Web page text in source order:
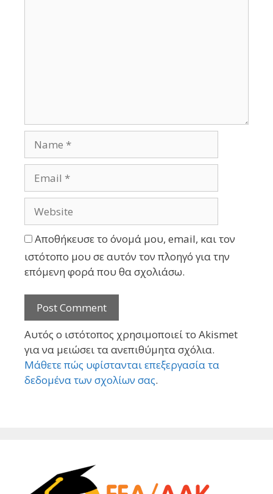
Αποθήκευσε το όνομά μου, email, και τον
ιστότοπο μου σε αυτόν τον πλοηγό για την
επόμενη φορά που θα σχολιάσω.
Αυτός ο ιστότοπος χρησιμοποιεί το Akismet
για να μειώσει τα ανεπιθύμητα σχόλια.
Μάθετε πώς υφίστανται επεξεργασία τα
δεδομένα των σχολίων σας.